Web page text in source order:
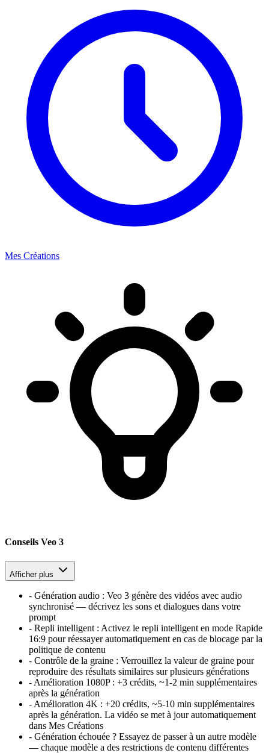
Mes Créations
Conseils Veo 3
Afficher plus
- Génération audio : Veo 3 génère des vidéos avec audio
synchronisé — décrivez les sons et dialogues dans votre
prompt
- Repli intelligent : Activez le repli intelligent en mode Rapide
16:9 pour réessayer automatiquement en cas de blocage par la
politique de contenu
- Contrôle de la graine : Verrouillez la valeur de graine pour
reproduire des résultats similaires sur plusieurs générations
- Amélioration 1080P : +3 crédits, ~1-2 min supplémentaires
après la génération
- Amélioration 4K : +20 crédits, ~5-10 min supplémentaires
après la génération. La vidéo se met à jour automatiquement
dans Mes Créations
- Génération échouée ? Essayez de passer à un autre modèle
— chaque modèle a des restrictions de contenu différentes